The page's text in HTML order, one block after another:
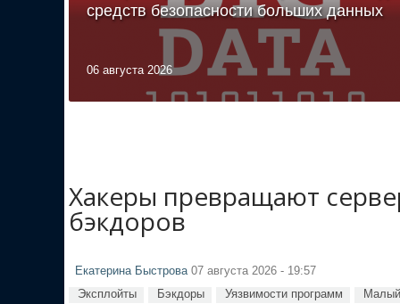
средств безопасности больших данных
06 августа 2026
Хакеры превращают
бэкдоров
Екатерина Быстрова 07 августа 2026 - 19:57
Эксплойты Бэкдоры Уязвимости программ